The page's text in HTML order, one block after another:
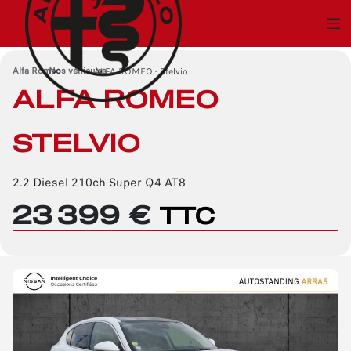
Alfa Romeo
›
Nos véhicules
›
ALFA ROMEO - Stelvio
ALFA ROMEO
STELVIO
2.2 Diesel 210ch Super Q4 AT8
23 399 € TTC